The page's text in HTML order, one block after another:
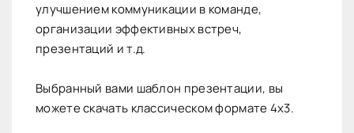
улучшением коммуникации в команде,
организации эффективных встреч,
презентаций и т.д.
Выбранный вами шаблон презентации, вы
можете скачать классическом формате 4х3.